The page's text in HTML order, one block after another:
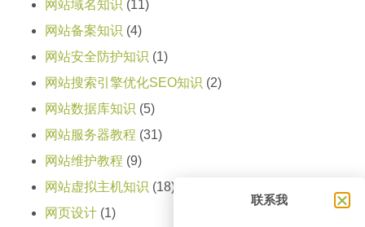
网站域名知识 (11)
网站备案知识 (4)
网站安全防护知识 (1)
网站搜索引擎优化SEO知识 (2)
网站数据库知识 (5)
网站服务器教程 (31)
网站维护教程 (9)
网站虚拟主机知识 (18)
网页设计 (1)
联系我